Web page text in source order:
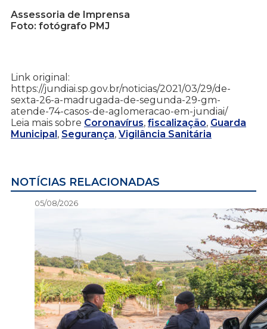
Assessoria de Imprensa
Foto: fotógrafo PMJ
Link original:
https://jundiai.sp.gov.br/noticias/2021/03/29/de-
sexta-26-a-madrugada-de-segunda-29-gm-
atende-74-casos-de-aglomeracao-em-jundiai/
Leia mais sobre Coronavírus, fiscalização, Guarda
Municipal, Segurança, Vigilância Sanitária
NOTÍCIAS RELACIONADAS
05/08/2026